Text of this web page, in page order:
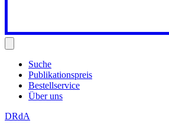
Suche
Publikationspreis
Bestellservice
Über uns
DRdA